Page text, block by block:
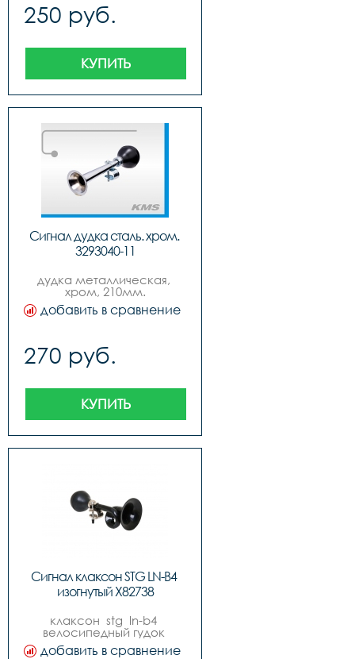
250 руб.
КУПИТЬ
Сигнал дудка сталь. хром.
3293040-11
дудка металлическая,
хром, 210мм.
добавить в сравнение
270 руб.
КУПИТЬ
Сигнал клаксон STG LN-B4
изогнутый Х82738
клаксон  stg  ln-b4
велосипедный гудок
черный, изогнутый.
добавить в сравнение